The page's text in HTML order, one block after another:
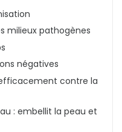
milieux pathogènes
négatives
contre la
: embellit la peau et